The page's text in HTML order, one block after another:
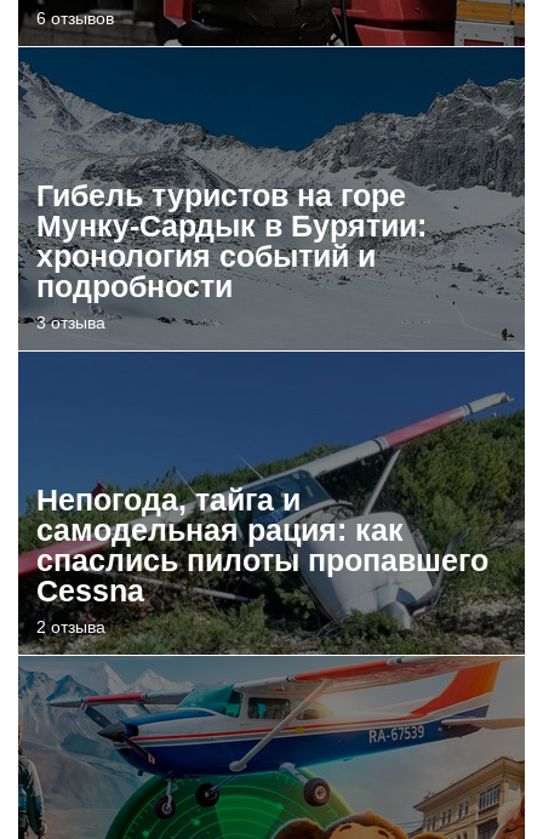
6 отзывов
Гибель туристов на горе
Мунку-Сардык в Бурятии:
хронология событий и
подробности
3 отзыва
Непогода, тайга и
самодельная рация: как
спаслись пилоты пропавшего
Cessna
2 отзыва